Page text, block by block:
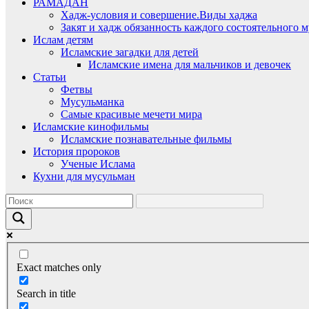
РАМАДАН
Хадж-условия и совершение.Виды хаджа
Закят и хадж обязанность каждого состоятельного
Ислам детям
Исламские загадки для детей
Исламские имена для мальчиков и девочек
Статьи
Фетвы
Мусульманка
Самые красивые мечети мира
Исламские кинофильмы
Исламские познавательные фильмы
История пророков
Ученые Ислама
Кухни для мусульман
Exact matches only
Search in title